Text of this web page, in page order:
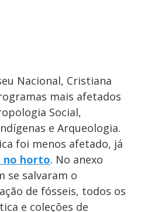
Nacional, Cristiana
mais afetados
Social,
e Arqueologia.
foi menos afetado, já
no horto. No anexo
se salvaram o
de fósseis, todos os
e coleções de